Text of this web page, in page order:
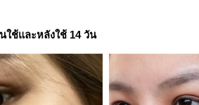
ใช้และหลังใช้ 14 วัน